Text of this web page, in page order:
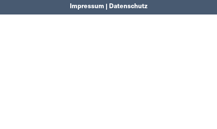
Impressum | Datenschutz